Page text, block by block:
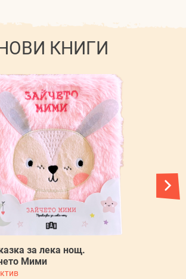
КНИГИ
за лека нощ.
Мими